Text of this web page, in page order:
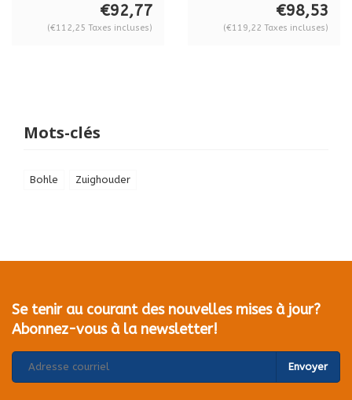
€92,77
(€112,25 Taxes incluses)
€98,53
(€119,22 Taxes incluses)
Mots-clés
Bohle Zuighouder
Se tenir au courant des nouvelles mises à jour?
Abonnez-vous à la newsletter!
Envoyer